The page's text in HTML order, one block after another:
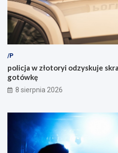
/P
policja w złotoryi odzyskuje
gotówkę
8 sierpnia 2026